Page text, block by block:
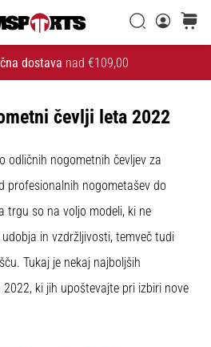
dostava nad €109,00
Iskanje
čevlji leta 2022
odličnih nogometnih čevljev za
profesionalnih nogometašev do
trgu so na voljo modeli, ki ne
in vzdržljivosti, temveč tudi
Tukaj je nekaj najboljših
ki jih upoštevajte pri izbiri nove